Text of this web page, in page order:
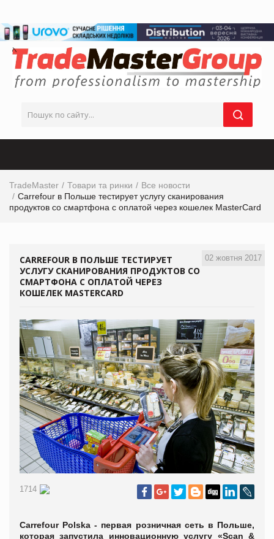
TradeMaster Товари та ринки
Все новости
Carrefour в Польше тестирует услугу сканирования
продуктов со смартфона с оплатой через кошелек MasterCard
02 жовтня 2017
CARREFOUR В ПОЛЬШЕ ТЕСТИРУЕТ
УСЛУГУ СКАНИРОВАНИЯ ПРОДУКТОВ СО
СМАРТФОНА С ОПЛАТОЙ ЧЕРЕЗ
КОШЕЛЕК MASTERCARD
1714
Carrefour Polska - первая розничная сеть в Польше,
которая запустила инновационную услугу «Scan &